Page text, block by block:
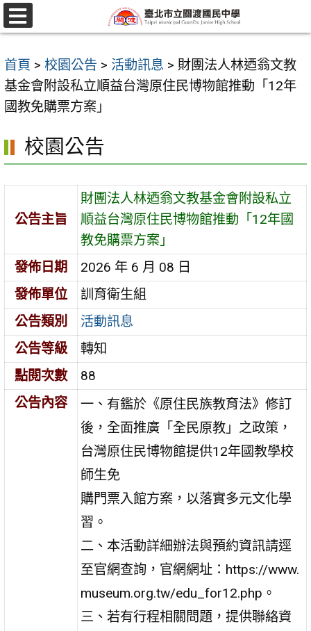
跳
至
要
內
容
選
單
首頁 > 校園公告 > 活動訊息 > 財團法人林迺翁文教
基金會附設私立順益台灣原住民博物館推動「12年
國教免購票方案」
校園公告
公告主旨
財團法人林迺翁文教基金會附設私立
順益台灣原住民博物館推動「12年國
教免購票方案」
發佈日期
2026 年 6 月 08 日
發佈單位
訓育衛生組
公告類別
活動訊息
公告等級
轉知
點閱次數
88
公告內容
一、有鑑於《原住民族教育法》修訂
後，全面推廣「全民原教」之政策，
台灣原住民博物館提供12年國教學校
師生免
購門票入館方案，以落實多元文化學
習。
二、本活動詳細辦法與預約資訊請逕
至官網查詢，官網網址：https://www.
museum.org.tw/edu_for12.php。
三、若有行程相關問題，提供聯絡資